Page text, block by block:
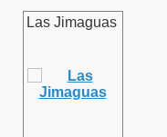
Las Jimaguas